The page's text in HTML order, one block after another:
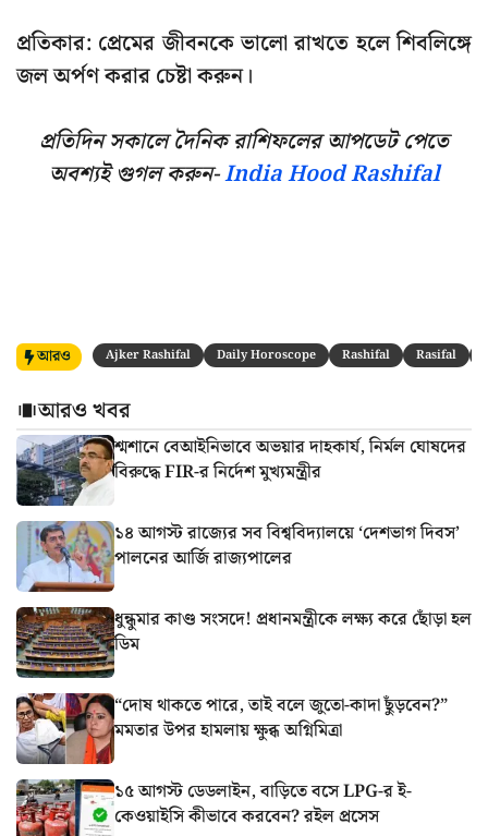
প্রতিকার: প্রেমের জীবনকে ভালো রাখতে হলে শিবলিঙ্গে
জল অর্পণ করার চেষ্টা করুন।
প্রতিদিন সকালে দৈনিক রাশিফলের আপডেট পেতে
অবশ্যই গুগল করুন-India Hood Rashifal
আরও Ajker Rashifal Daily Horoscope Rashifal Rasifal
আরও খবর
শ্মশানে বেআইনিভাবে অভয়ার দাহকার্য, নির্মল ঘোষদের
বিরুদ্ধে FIR-র নির্দেশ মুখ্যমন্ত্রীর
১৪ আগস্ট রাজ্যের সব বিশ্ববিদ্যালয়ে ‘দেশভাগ দিবস’
পালনের আর্জি রাজ্যপালের
ধুন্ধুমার কাণ্ড সংসদে! প্রধানমন্ত্রীকে লক্ষ্য করে ছোঁড়া হল
ডিম
“দোষ থাকতে পারে, তাই বলে জুতো-কাদা ছুঁড়বেন?”
মমতার উপর হামলায় ক্ষুব্ধ অগ্নিমিত্রা
১৫ আগস্ট ডেডলাইন, বাড়িতে বসে LPG-র ই-
কেওয়াইসি কীভাবে করবেন? রইল প্রসেস